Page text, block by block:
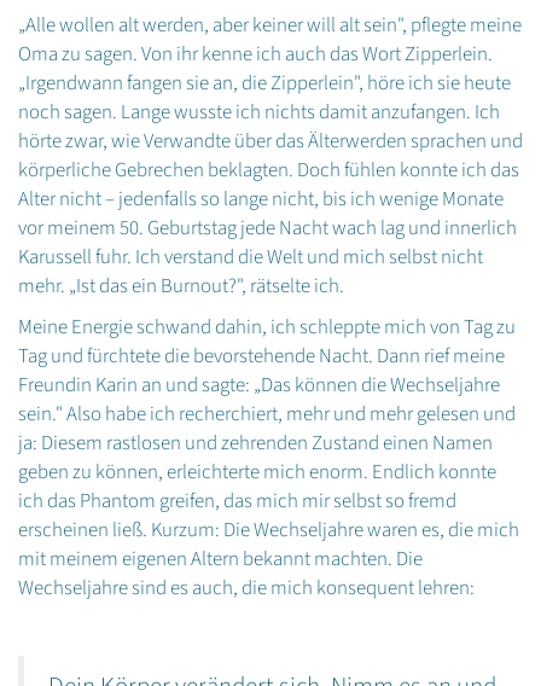
„Alle wollen alt werden, aber keiner will alt sein", pflegte meine
Oma zu sagen. Von ihr kenne ich auch das Wort Zipperlein.
„Irgendwann fangen sie an, die Zipperlein", höre ich sie heute
noch sagen. Lange wusste ich nichts damit anzufangen. Ich
hörte zwar, wie Verwandte über das Älterwerden sprachen und
körperliche Gebrechen beklagten. Doch fühlen konnte ich das
Alter nicht – jedenfalls so lange nicht, bis ich wenige Monate
vor meinem 50. Geburtstag jede Nacht wach lag und innerlich
Karussell fuhr. Ich verstand die Welt und mich selbst nicht
mehr. „Ist das ein Burnout?", rätselte ich.
Meine Energie schwand dahin, ich schleppte mich von Tag zu
Tag und fürchtete die bevorstehende Nacht. Dann rief meine
Freundin Karin an und sagte: „Das können die Wechseljahre
sein." Also habe ich recherchiert, mehr und mehr gelesen und
ja: Diesem rastlosen und zehrenden Zustand einen Namen
geben zu können, erleichterte mich enorm. Endlich konnte
ich das Phantom greifen, das mich mir selbst so fremd
erscheinen ließ. Kurzum: Die Wechseljahre waren es, die mich
mit meinem eigenen Altern bekannt machten. Die
Wechseljahre sind es auch, die mich konsequent lehren: